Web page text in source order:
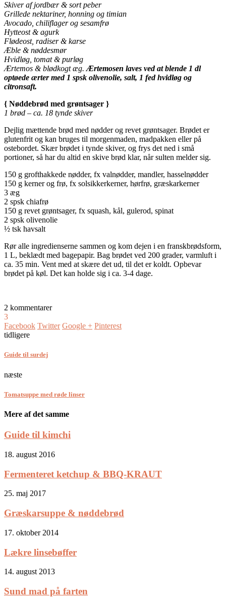
Skiver af jordbær & sort peber
Grillede nektariner, honning og timian
Avocado, chiliflager og sesamfrø
Hytteost & agurk
Flødeost, radiser & karse
Æble & nøddesmør
Hvidløg, tomat & purløg
Ærtemos & blødkogt æg. Ærtemosen laves ved at blende 1 dl
optøede ærter med 1 spsk olivenolie, salt, 1 fed hvidløg og
citronsaft.
{ Nøddebrød med grøntsager }
1 brød – ca. 18 tynde skiver
Dejlig mættende brød med nødder og revet grøntsager. Brødet er
glutenfrit og kan bruges til morgenmaden, madpakken eller på
ostebordet. Skær brødet i tynde skiver, og frys det ned i små
portioner, så har du altid en skive brød klar, når sulten melder sig.
150 g grofthakkede nødder, fx valnødder, mandler, hasselnødder
150 g kerner og frø, fx solsikkerkerner, hørfrø, græskarkerner
3 æg
2 spsk chiafrø
150 g revet grøntsager, fx squash, kål, gulerod, spinat
2 spsk olivenolie
½ tsk havsalt
Rør alle ingredienserne sammen og kom dejen i en franskbrødsform,
1 L, beklædt med bagepapir. Bag brødet ved 200 grader, varmluft i
ca. 35 min. Vent med at skære det ud, til det er koldt. Opbevar
brødet på køl. Det kan holde sig i ca. 3-4 dage.
2 kommentarer
3
Facebook Twitter Google + Pinterest
tidligere
Guide til surdej
næste
Tomatsuppe med røde linser
Mere af det samme
Guide til kimchi
18. august 2016
Fermenteret ketchup & BBQ-KRAUT
25. maj 2017
Græskarsuppe & nøddebrød
17. oktober 2014
Lækre linsebøffer
14. august 2013
Sund mad på farten